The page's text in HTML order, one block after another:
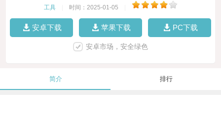
工具 时间：2025-01-05
安卓下载 苹果下载 PC下载
安卓市场，安全绿色
简介 排行